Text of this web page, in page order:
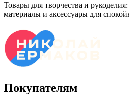
Товары для творчества и
материалы и аксессуары для
Покупателям